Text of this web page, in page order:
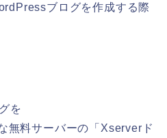
ブログを作成する際
を
無料サーバーの「Xserverド